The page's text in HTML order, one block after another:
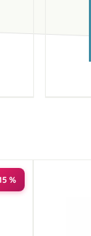
%